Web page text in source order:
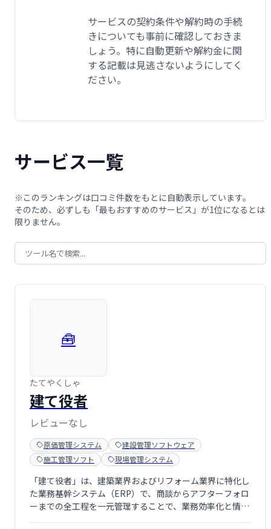
サービスの契約条件や解約時の手続
きについても事前に確認しておきま
しょう。特に自動更新や解約金に関
する記載は見逃さないようにしてく
ださい。
サービス一覧
※このランキングは口コミ件数をもとに自動表示しています。
そのため、必ずしも「最もおすすめのサービス」が1位になるとは
限りません。
🧰
たてやくしゃ
建て役者
レビューなし
原価管理システム
建設管理ソフトウェア
施工管理ソフト
現場管理システム
「建て役者」は、建築業界およびリフォーム業界に特化し
た業務基幹システム（ERP）で、商談からアフターフォロ
ーまでの全工程を一元管理することで、業務効率化と情報